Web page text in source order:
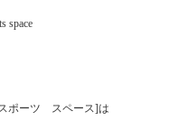
space
ポーツ スペース]は